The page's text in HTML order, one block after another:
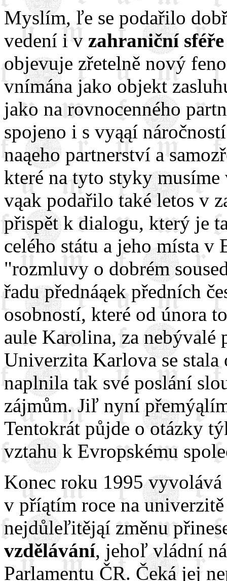
Myslím, ľe se podařilo
vedení i v zahraniční
objevuje zřetelně nový
vnímána jako objekt
jako na rovnocenného
spojeno i s vyąąí
naąeho partnerství a
které na tyto styky
vąak podařilo také letos v
přispět k dialogu, který je
celého státu a jeho místa
"rozmluvy o dobrém
řadu přednáąek předních
osobností, které od února
aule Karolina, za nebývalé
Univerzita Karlova se stala
naplnila tak své poslání
zájmům. Jiľ nyní
Tentokrát půjde o otázky
vztahu k Evropskému
Konec roku 1995
v příątím roce na
nejdůleľitějąí změnu
vzdělávání, jehoľ vládní
Parlamentu ČR. Čeká jej